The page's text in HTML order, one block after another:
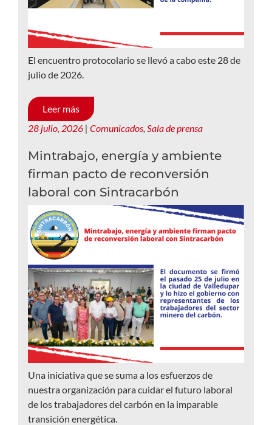
El encuentro protocolario se llevó a cabo este 28 de
julio de 2026.
Leer más
28 julio, 2026 | Comunicados, Sala de prensa
Mintrabajo, energía y ambiente
firman pacto de reconversión
laboral con Sintracarbón
Una iniciativa que se suma a los esfuerzos de
nuestra organización para cuidar el futuro laboral
de los trabajadores del carbón en la imparable
transición energética.